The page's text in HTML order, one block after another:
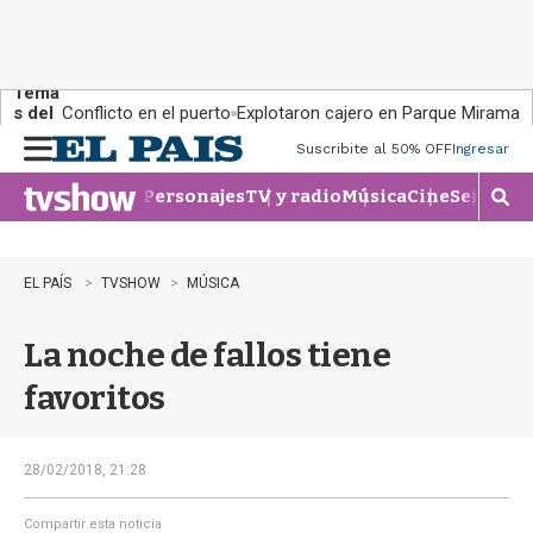
Tema
s del
día:
Conflicto en el puerto Explotaron cajero en Parque Miramar
n
u
Suscribite al 50% OFFIngresar
PersonajesTV y radioMúsicaCineSeries
M
o
e
EL PAÍS TVSHOW MÚSICA
La noche de fallos tiene
favoritos
28/02/2018, 21:28
Compartir esta noticia